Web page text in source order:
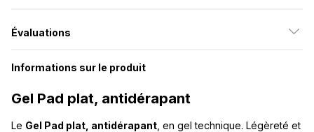
Évaluations
Informations sur le produit
Gel Pad plat, antidérapant
Le Gel Pad plat, antidérapant , en gel technique. Légèreté et